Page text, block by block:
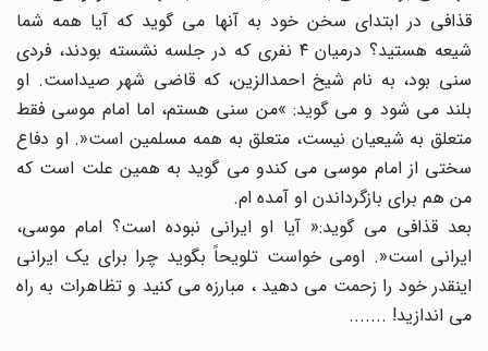
قذافى در ابتداى سخن خود به آنها مى گوید که آیا همه شما
شیعه هستید؟ درمیان ۴ نفرى که در جلسه نشسته بودند، فردى
سنى بود، به نام شیخ احمدالزین، که قاضى شهر صیداست. او
بلند مى شود و مى گوید: »من سنى هستم، اما امام موسى فقط
متعلق به شیعیان نیست، متعلق به همه مسلمین است«. او دفاع
سختى از امام موسى مى کندو مى گوید به همین علت است که
من هم براى بازگرداندن او آمده ام.
بعد قذافى مى گوید:« آیا او ایرانى نبوده است؟ امام موسى،
ایرانى است«. اومى خواست تلویحاً بگوید چرا براى یک ایرانى
اینقدر خود را زحمت مى دهید ، مبارزه مى کنید و تظاهرات به راه
مى اندازید! .......